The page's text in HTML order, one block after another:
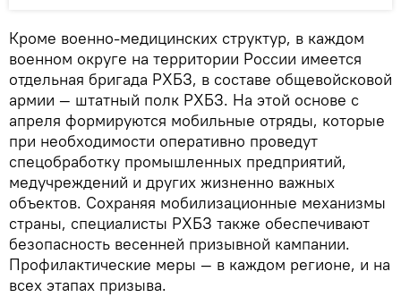
Кроме военно-медицинских структур, в каждом
военном округе на территории России имеется
отдельная бригада РХБЗ, в составе общевойсковой
армии — штатный полк РХБЗ. На этой основе с
апреля формируются мобильные отряды, которые
при необходимости оперативно проведут
спецобработку промышленных предприятий,
медучреждений и других жизненно важных
объектов. Сохраняя мобилизационные механизмы
страны, специалисты РХБЗ также обеспечивают
безопасность весенней призывной кампании.
Профилактические меры — в каждом регионе, и на
всех этапах призыва.